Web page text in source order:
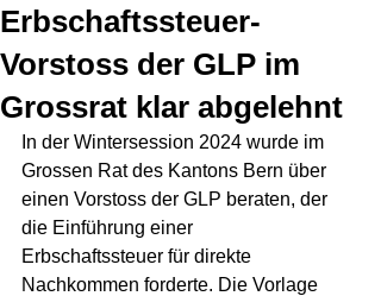
Erbschaftssteuer-
Vorstoss der GLP im
Grossrat klar abgelehnt
In der Wintersession 2024 wurde im
Grossen Rat des Kantons Bern über
einen Vorstoss der GLP beraten, der
die Einführung einer
Erbschaftssteuer für direkte
Nachkommen forderte. Die Vorlage